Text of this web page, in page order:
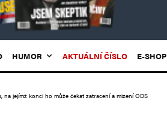
HUMOR AKTUÁLNÍ ČÍSLO E-SHOP
na jejímž konci ho může čekat zatracení a mizení ODS